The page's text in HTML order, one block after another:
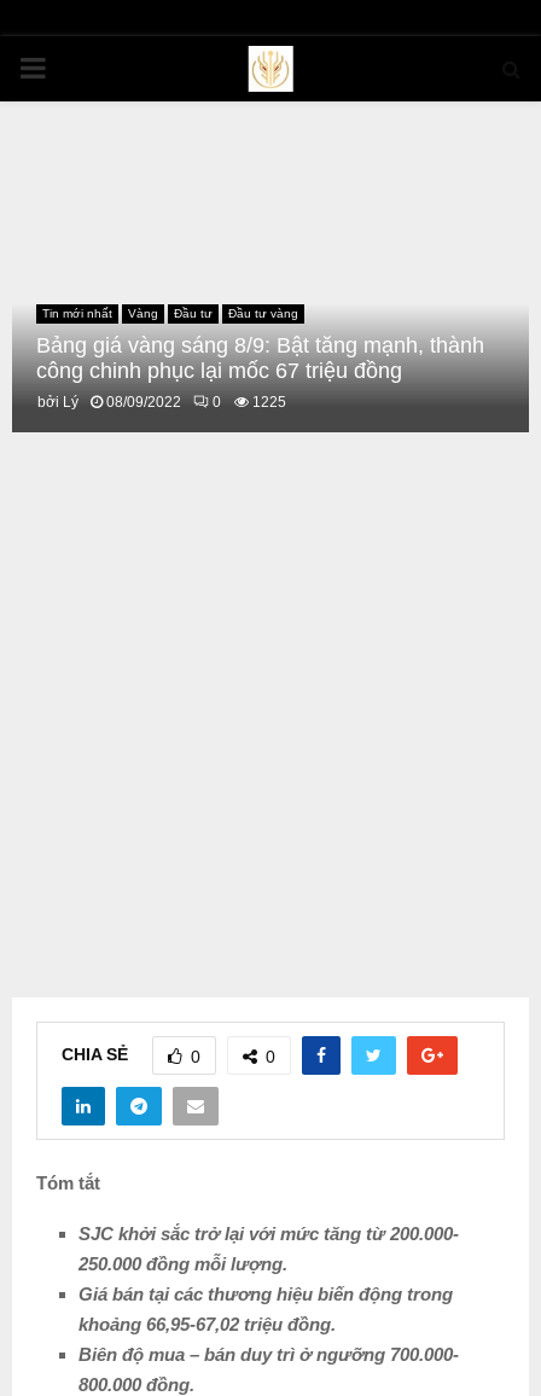
PRIMARY
Tin mới nhất Vàng Đầu tư Đầu tư vàng
Bảng giá vàng sáng 8/9: Bật tăng mạnh, thành
công chinh phục lại mốc 67 triệu đồng
bởi Lý 08/09/2022 0 1225
CHIA SẺ 0 0
Tóm tắt
SJC khởi sắc trở lại với mức tăng từ 200.000-
250.000 đồng mỗi lượng.
Giá bán tại các thương hiệu biến động trong
khoảng 66,95-67,02 triệu đồng.
Biên độ mua – bán duy trì ở ngưỡng 700.000-
800.000 đồng.